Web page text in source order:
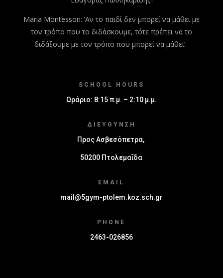
Maria Montessori: ‘Αν το παιδί δεν μπορεί να μάθει με
τον τρόπο που το διδάσκουμε, τότε πρέπει να το
διδάξουμε με τον τρόπο που μπορεί να μάθει’.
SCHOOL HOURS
Ωράριο: 8:15 π.μ. – 2:10 μ.μ.
ΔΙΕΎΘΥΝΣΗ
Προς Ασβεσόπετρα,
50200 Πτολεμαΐδα
EMAIL
mail@5gym-ptolem.koz.sch.gr
PHONE
2463-026856